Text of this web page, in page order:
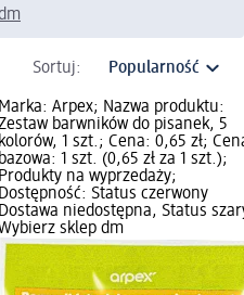
Sortuj:
Marka: Arpex; Nazwa produktu:
barwników do pisanek, 5
kolorów, 1 szt.; Cena: 0,65 zł;
bazowa: 1 szt. (0,65 zł za 1 szt.);
Produkty na wyprzedaży;
Dostępność: Status czerwony
Dostawa niedostępna, Status
sklep dm